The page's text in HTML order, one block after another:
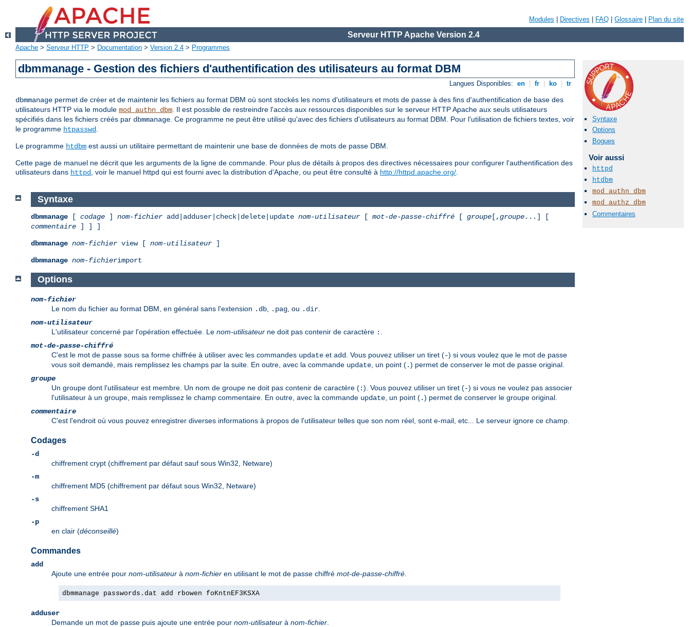
Modules Directives FAQ Glossaire Plan du site
Serveur HTTP Apache Version 2.4
Apache > Serveur HTTP > Documentation > Version 2.4 > Programmes
dbmmanage - Gestion des fichiers d'authentification des utilisateurs au format DBM
Langues Disponibles: en fr ko tr
dbmmanage permet de créer et de maintenir les fichiers au format DBM où sont stockés les noms d'utilisateurs et mots de passe à des fins d'authentification de base des
utilisateurs HTTP via le module mod_authn_dbm. Il est possible de restreindre l'accès aux ressources disponibles sur le serveur HTTP Apache aux seuls utilisateurs
spécifiés dans les fichiers créés par dbmmanage. Ce programme ne peut être utilisé qu'avec des fichiers d'utilisateurs au format DBM. Pour l'utilisation de fichiers textes, voir
le programme htpasswd.
Le programme htdbm est aussi un utilitaire permettant de maintenir une base de données de mots de passe DBM.
Cette page de manuel ne décrit que les arguments de la ligne de commande. Pour plus de détails à propos des directives nécessaires pour configurer l'authentification des
utilisateurs dans httpd, voir le manuel httpd qui est fourni avec la distribution d'Apache, ou peut être consulté à http://httpd.apache.org/.
Syntaxe
Options
Bogues
Voir aussi
httpd
htdbm
mod_authn_dbm
mod_authz_dbm
Commentaires
Syntaxe
dbmmanage [ codage ] nom-fichier add|adduser|check|delete|update nom-utilisateur [ mot-de-passe-chiffré [ groupe [,groupe...] [
commentaire ] ] ]
dbmmanage nom-fichier view [ nom-utilisateur ]
dbmmanage nom-fichierimport
Options
nom-fichier
Le nom du fichier au format DBM, en général sans l'extension .db .pag , ou .dir
nom-utilisateur
L'utilisateur concerné par l'opération effectuée. Le nom-utilisateur ne doit pas contenir de caractère :
mot-de-passe-chiffré
C'est le mot de passe sous sa forme chiffrée à utiliser avec les commandes update et add . Vous pouvez utiliser un tiret (-) si vous voulez que le mot de passe
vous soit demandé, mais remplissez les champs par la suite. En outre, avec la commande update , un point (.) permet de conserver le mot de passe original.
groupe
Un groupe dont l'utilisateur est membre. Un nom de groupe ne doit pas contenir de caractère (:). Vous pouvez utiliser un tiret (-) si vous ne voulez pas associer
l'utilisateur à un groupe, mais remplissez le champ commentaire. En outre, avec la commande update , un point (.) permet de conserver le groupe original.
commentaire
C'est l'endroit où vous pouvez enregistrer diverses informations à propos de l'utilisateur telles que son nom réel, sont e-mail, etc... Le serveur ignore ce champ.
Codages
-d
chiffrement crypt (chiffrement par défaut sauf sous Win32, Netware)
-m
chiffrement MD5 (chiffrement par défaut sous Win32, Netware)
-s
chiffrement SHA1
-p
en clair (déconseillé)
Commandes
add
Ajoute une entrée pour nom-utilisateur à nom-fichier en utilisant le mot de passe chiffré mot-de-passe-chiffré
dbmmanage passwords.dat add rbowen foKntnEF3KSXA
adduser
Demande un mot de passe puis ajoute une entrée pour nom-utilisateur à nom-fichier